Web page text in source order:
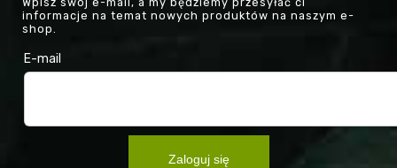
informacje na temat nowych produktów na naszym e-
shop.
E-mail
Zaloguj się